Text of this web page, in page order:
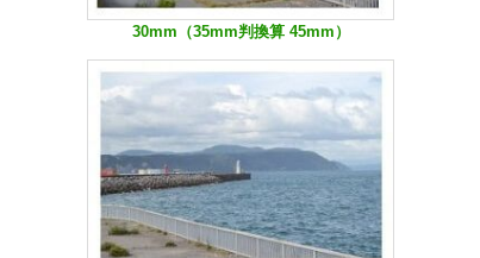
30mm（35mm判換算 45mm）